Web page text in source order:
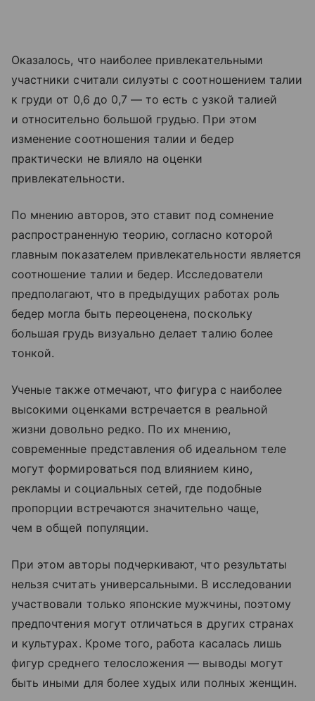
Оказалось, что наиболее привлекательными
участники считали силуэты с соотношением талии
к груди от 0,6 до 0,7 — то есть с узкой талией
и относительно большой грудью. При этом
изменение соотношения талии и бедер
практически не влияло на оценки
привлекательности.
По мнению авторов, это ставит под сомнение
распространенную теорию, согласно которой
главным показателем привлекательности является
соотношение талии и бедер. Исследователи
предполагают, что в предыдущих работах роль
бедер могла быть переоценена, поскольку
большая грудь визуально делает талию более
тонкой.
Ученые также отмечают, что фигура с наиболее
высокими оценками встречается в реальной
жизни довольно редко. По их мнению,
современные представления об идеальном теле
могут формироваться под влиянием кино,
рекламы и социальных сетей, где подобные
пропорции встречаются значительно чаще,
чем в общей популяции.
При этом авторы подчеркивают, что результаты
нельзя считать универсальными. В исследовании
участвовали только японские мужчины, поэтому
предпочтения могут отличаться в других странах
и культурах. Кроме того, работа касалась лишь
фигур среднего телосложения — выводы могут
быть иными для более худых или полных женщин.